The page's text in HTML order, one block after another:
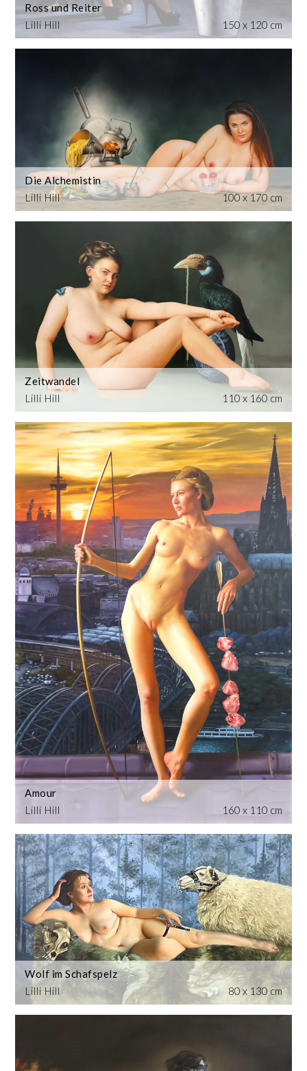
Lilli Hill
Ross und Reiter
150 x 120 cm
Lilli Hill
Die Alchemistin
100 x 170 cm
Lilli Hill
Zeitwandel
110 x 160 cm
Lilli Hill
Amour
160 x 110 cm
Lilli Hill
Wolf im Schafspelz
80 x 130 cm